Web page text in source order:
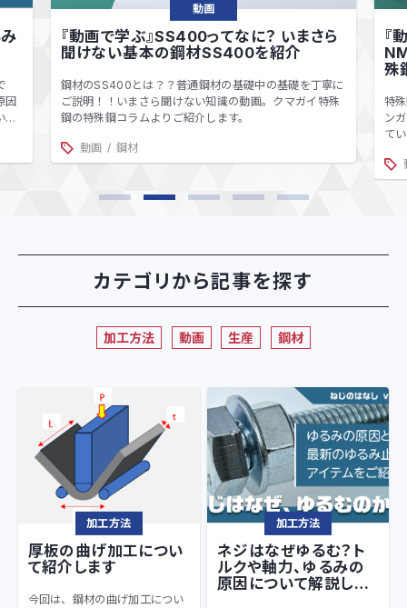
因
て
と
動画
『動画で学ぶ』SS400ってなに？ いまさら
聞けない基本の鋼材SS400を紹介
鋼材のSS400とは？？普通鋼材の基礎中の基礎を丁寧に
ご説明！！いまさら聞けない知識の動画。クマガイ特殊
鋼の特殊鋼コラムよりご紹介します。
動画 鋼材
『
殊
特
ン
て
カテゴリから記事を探す
加工方法 動画 生産 鋼材
加工方法
厚板の曲げ加工につい
て紹介します
今回は、鋼材の曲げ加工につい
加工方法
ネジはなぜゆるむ？ト
ルクや軸力、ゆるみの
原因について解説しま